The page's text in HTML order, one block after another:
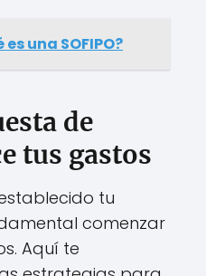
es una SOFIPO?
de
tus gastos
tu
comenzar
Aquí te